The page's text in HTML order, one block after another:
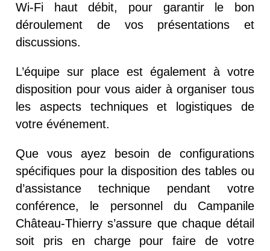
Wi-Fi haut débit, pour garantir le bon
déroulement de vos présentations et
discussions.
L’équipe sur place est également à votre
disposition pour vous aider à organiser tous
les aspects techniques et logistiques de
votre événement.
Que vous ayez besoin de configurations
spécifiques pour la disposition des tables ou
d’assistance technique pendant votre
conférence, le personnel du Campanile
Château-Thierry s’assure que chaque détail
soit pris en charge pour faire de votre